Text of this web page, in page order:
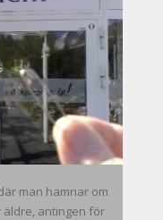
man hamnar om
antingen för